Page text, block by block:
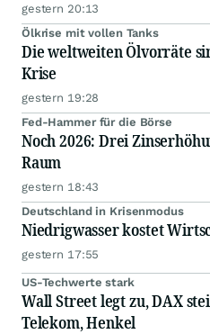
gestern 20:13
Ölkrise mit vollen Tanks
Die weltweiten Ölvorräte
Krise
gestern 19:28
Fed-Hammer für die Börse
Noch 2026: Drei
Raum
gestern 18:43
Deutschland in Krisenmodus
Niedrigwasser kostet
gestern 17:55
US-Techwerte stark
Wall Street legt zu, DAX
Telekom, Henkel